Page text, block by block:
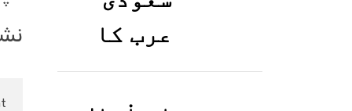
بولڈ
تصاویر
وائرل ہو
عرب کا
ورک ویزا
کیسے